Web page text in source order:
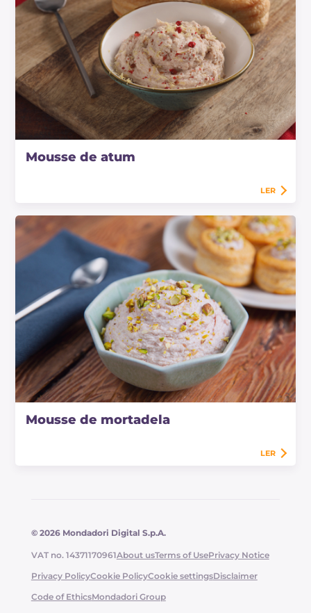
Mousse de atum
LER
Mousse de mortadela
LER
© 2026 Mondadori Digital S.p.A.
VAT no. 14371170961About usTerms of UsePrivacy Notice
Privacy PolicyCookie PolicyCookie settingsDisclaimer
Code of EthicsMondadori Group